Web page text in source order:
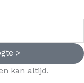
>
kan altijd.